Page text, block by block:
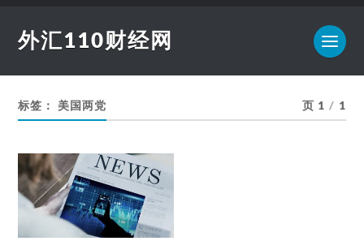
外汇110财经网
标签：美国两党 页 1 / 1